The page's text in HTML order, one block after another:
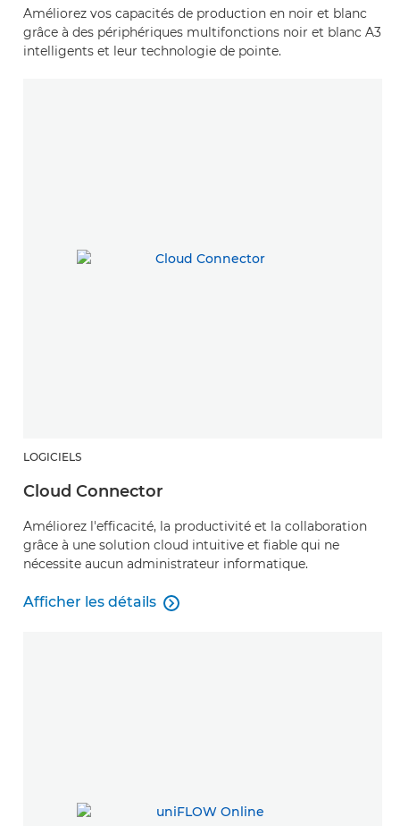
Améliorez vos capacités de production en noir et blanc
grâce à des périphériques multifonctions noir et blanc A3
intelligents et leur technologie de pointe.
LOGICIELS
Cloud Connector
Améliorez l'efficacité, la productivité et la collaboration
grâce à une solution cloud intuitive et fiable qui ne
nécessite aucun administrateur informatique.
Afficher les détails
Cloud Connector
